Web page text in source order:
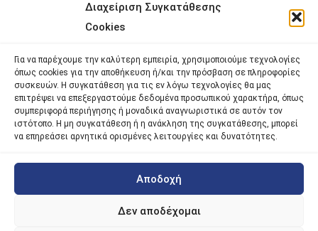
Διαχείριση Συγκατάθεσης
Cookies
Για να παρέχουμε την καλύτερη εμπειρία, χρησιμοποιούμε τεχνολογίες
όπως cookies για την αποθήκευση ή/και την πρόσβαση σε πληροφορίες
συσκευών. Η συγκατάθεση για τις εν λόγω τεχνολογίες θα μας
επιτρέψει να επεξεργαστούμε δεδομένα προσωπικού χαρακτήρα, όπως
συμπεριφορά περιήγησης ή μοναδικά αναγνωριστικά σε αυτόν τον
ιστότοπο. Η μη συγκατάθεση ή η ανάκληση της συγκατάθεσης, μπορεί
να επηρεάσει αρνητικά ορισμένες λειτουργίες και δυνατότητες.
Αποδοχή
Δεν αποδέχομαι
κάθε εργάσιμη ημέρα και ώρα χωρίς κανέναν χρονικό ή άλλο
περιορισμό. Η είσοδος του κοινού ειδικά στο γραφείο του
15.00. Η εξυπηρέτηση του κοινού πραγματοποιείται βάσει των
παγίων ισχυουσών διατάξεων. Για την αποφυγή συνωστισμού
εντός του εσωτερικού χώρου εξυπηρέτησης και αναμονής του
κοινού, η εξυπηρέτησή του δύναται να πραγματοποιείται κατόπιν
προγραμματισμένου ραντεβού.
| iky.gr | All Rights Reserved
Designed and Developed by ACM Digital